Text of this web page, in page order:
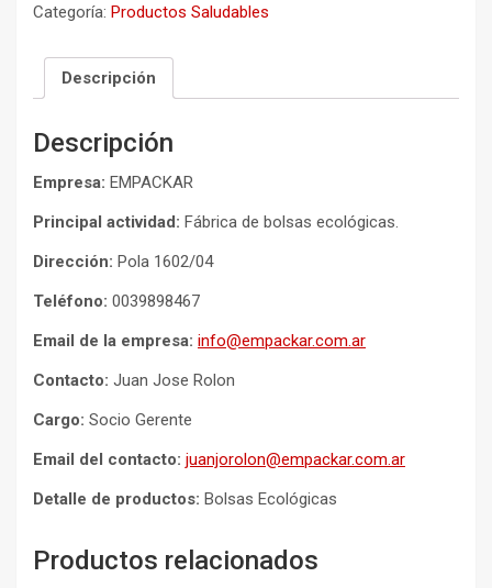
Categoría: Productos Saludables
Descripción
Descripción
Empresa: EMPACKAR
Principal actividad: Fábrica de bolsas ecológicas.
Dirección: Pola 1602/04
Teléfono: 0039898467
Email de la empresa: info@empackar.com.ar
Contacto: Juan Jose Rolon
Cargo: Socio Gerente
Email del contacto: juanjorolon@empackar.com.ar
Detalle de productos: Bolsas Ecológicas
Productos relacionados